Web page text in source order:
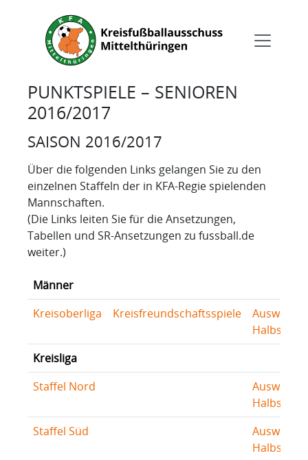
PUNKTSPIELE – SENIOREN
2016/2017
SAISON 2016/2017
Über die folgenden Links gelangen Sie zu den
einzelnen Staffeln der in KFA-Regie spielenden
Mannschaften.
(Die Links leiten Sie für die Ansetzungen,
Tabellen und SR-Ansetzungen zu fussball.de
weiter.)
Männer
Kreisoberliga
Kreisfreundschaftsspiele
Halbserie
Kreisliga
Staffel Nord
Halbserie
Staffel Süd
Halbserie